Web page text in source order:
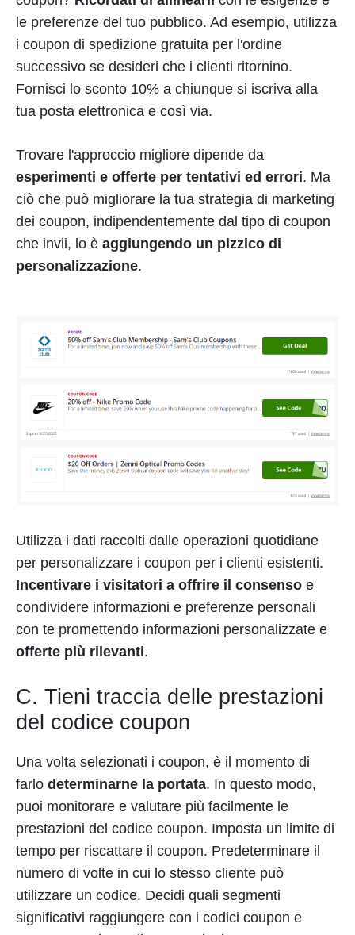
le preferenze del tuo pubblico. Ad esempio, utilizza
i coupon di spedizione gratuita per l'ordine
successivo se desideri che i clienti ritornino.
Fornisci lo sconto 10% a chiunque si iscriva alla
tua posta elettronica e così via.
Trovare l'approccio migliore dipende da
esperimenti e offerte per tentativi ed errori. Ma
ciò che può migliorare la tua strategia di marketing
dei coupon, indipendentemente dal tipo di coupon
che invii, lo è aggiungendo un pizzico di
personalizzazione.
Utilizza i dati raccolti dalle operazioni quotidiane
per personalizzare i coupon per i clienti esistenti.
Incentivare i visitatori a offrire il consenso e
condividere informazioni e preferenze personali
con te promettendo informazioni personalizzate e
offerte più rilevanti.
C. Tieni traccia delle prestazioni
del codice coupon
Una volta selezionati i coupon, è il momento di
farlo determinarne la portata. In questo modo,
puoi monitorare e valutare più facilmente le
prestazioni del codice coupon. Imposta un limite di
tempo per riscattare il coupon. Predeterminare il
numero di volte in cui lo stesso cliente può
utilizzare un codice. Decidi quali segmenti
significativi raggiungere con i codici coupon e